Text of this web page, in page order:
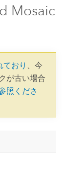
Mosaic
ており 、今
が古い場合
照くださ